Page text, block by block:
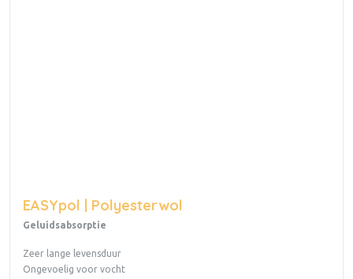
EASYpol | Polyesterwol
Geluidsabsorptie
Zeer lange levensduur
Ongevoelig voor vocht